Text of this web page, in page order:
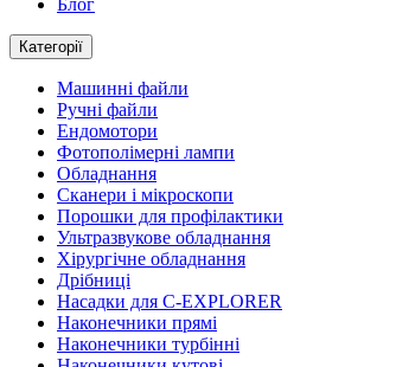
Категорії
Машинні файли
Ручні файли
Ендомотори
Фотополімерні лампи
Обладнання
Сканери і мікроскопи
Порошки для профілактики
Ультразвукове обладнання
Хірургічне обладнання
Дрібниці
Насадки для C-EXPLORER
Наконечники прямі
Наконечники турбінні